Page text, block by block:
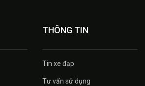
THÔNG TIN
Tin xe đạp
Tư vấn sử dụng